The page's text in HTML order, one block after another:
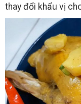
thay đổi khẩu vị